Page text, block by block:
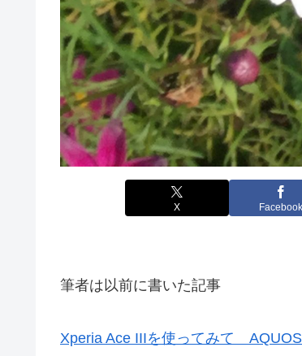
X Facebook
筆者は以前に書いた記事
Xperia Ace IIIを使ってみて